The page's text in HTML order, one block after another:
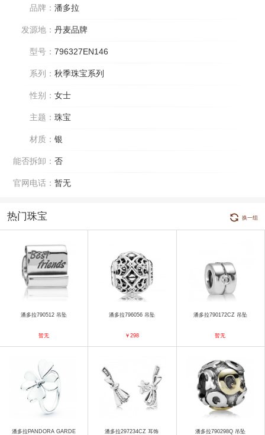
品牌： 潘多拉
发源地： 丹麦品牌
型号： 796327EN146
系列： 秋季珠宝系列
性别： 女士
主题： 珠宝
材质： 银
能否拆卸： 否
官网电话： 暂无
热门珠宝 换一组
潘多拉790512 吊坠
暂无
潘多拉796056 吊坠
￥298
潘多拉790172CZ 吊坠
暂无
潘多拉PANDORA GARDE 潘多拉297234CZ 耳饰 潘多拉790298Q 吊坠